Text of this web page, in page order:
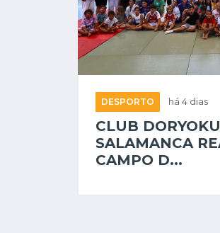
DESPORTO há 4 dias
CLUB
SALAMANCA
CAMPO D...